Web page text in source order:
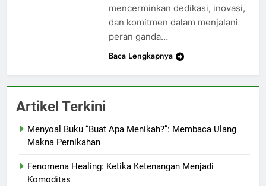
mencerminkan dedikasi, inovasi,
dan komitmen dalam menjalani
peran ganda…
Baca Lengkapnya
Artikel Terkini
Menyoal Buku “Buat Apa Menikah?”: Membaca Ulang
Makna Pernikahan
Fenomena Healing: Ketika Ketenangan Menjadi
Komoditas